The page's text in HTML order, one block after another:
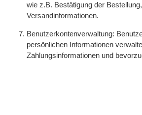
wie z.B. Bestätigung der
Versandinformationen.
Benutzerkontenverwaltung:
persönlichen Informationen
Zahlungsinformationen und